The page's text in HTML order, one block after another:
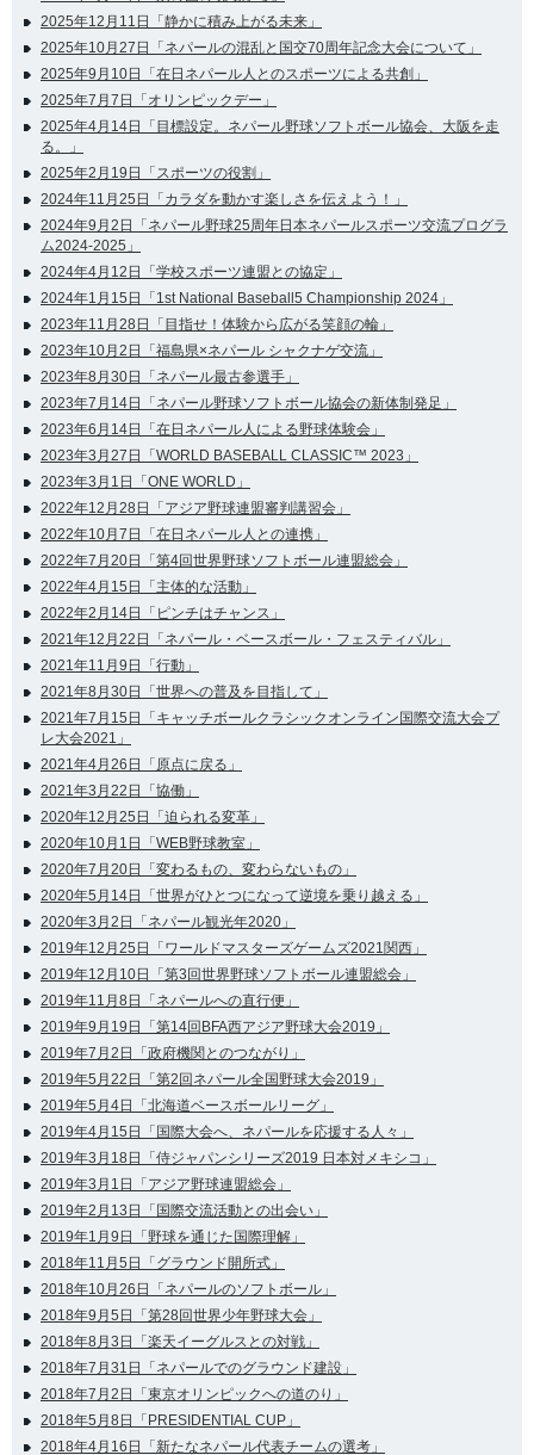
2025年12月11日「静かに積み上がる未来」
2025年10月27日「ネパールの混乱と国交70周年記念大会について」
2025年9月10日「在日ネパール人とのスポーツによる共創」
2025年7月7日「オリンピックデー」
2025年4月14日「目標設定。ネパール野球ソフトボール協会、大阪を走
る。」
2025年2月19日「スポーツの役割」
2024年11月25日「カラダを動かす楽しさを伝えよう！」
2024年9月2日「ネパール野球25周年日本ネパールスポーツ交流プログラ
ム2024-2025」
2024年4月12日「学校スポーツ連盟との協定」
2024年1月15日「1st National Baseball5 Championship 2024」
2023年11月28日「目指せ！体験から広がる笑顔の輪」
2023年10月2日「福島県×ネパール シャクナゲ交流」
2023年8月30日「ネパール最古参選手」
2023年7月14日「ネパール野球ソフトボール協会の新体制発足」
2023年6月14日「在日ネパール人による野球体験会」
2023年3月27日「WORLD BASEBALL CLASSIC™ 2023」
2023年3月1日「ONE WORLD」
2022年12月28日「アジア野球連盟審判講習会」
2022年10月7日「在日ネパール人との連携」
2022年7月20日「第4回世界野球ソフトボール連盟総会」
2022年4月15日「主体的な活動」
2022年2月14日「ピンチはチャンス」
2021年12月22日「ネパール・ベースボール・フェスティバル」
2021年11月9日「行動」
2021年8月30日「世界への普及を目指して」
2021年7月15日「キャッチボールクラシックオンライン国際交流大会プ
レ大会2021」
2021年4月26日「原点に戻る」
2021年3月22日「協働」
2020年12月25日「迫られる変革」
2020年10月1日「WEB野球教室」
2020年7月20日「変わるもの、変わらないもの」
2020年5月14日「世界がひとつになって逆境を乗り越える」
2020年3月2日「ネパール観光年2020」
2019年12月25日「ワールドマスターズゲームズ2021関西」
2019年12月10日「第3回世界野球ソフトボール連盟総会」
2019年11月8日「ネパールへの直行便」
2019年9月19日「第14回BFA西アジア野球大会2019」
2019年7月2日「政府機関とのつながり」
2019年5月22日「第2回ネパール全国野球大会2019」
2019年5月4日「北海道ベースボールリーグ」
2019年4月15日「国際大会へ、ネパールを応援する人々」
2019年3月18日「侍ジャパンシリーズ2019 日本対メキシコ」
2019年3月1日「アジア野球連盟総会」
2019年2月13日「国際交流活動との出会い」
2019年1月9日「野球を通じた国際理解」
2018年11月5日「グラウンド開所式」
2018年10月26日「ネパールのソフトボール」
2018年9月5日「第28回世界少年野球大会」
2018年8月3日「楽天イーグルスとの対戦」
2018年7月31日「ネパールでのグラウンド建設」
2018年7月2日「東京オリンピックへの道のり」
2018年5月8日「PRESIDENTIAL CUP」
2018年4月16日「新たなネパール代表チームの選考」